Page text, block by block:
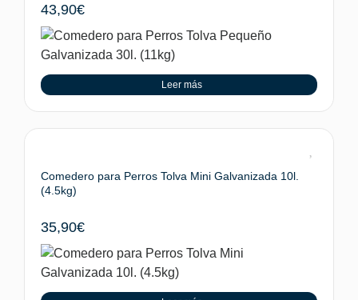
43,90€
Leer más
Comedero para Perros Tolva Mini Galvanizada 10l.
(4.5kg)
35,90€